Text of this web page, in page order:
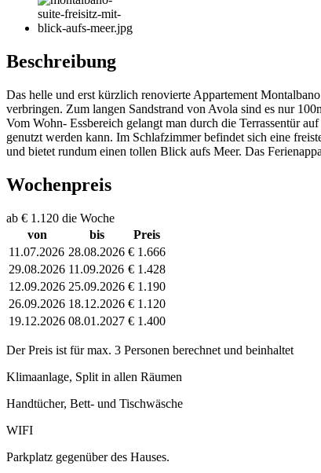
Beschreibung
Das helle und erst kürzlich renovierte Appartement
verbringen. Zum langen Sandstrand von Avola sind es nur
Vom Wohn- Essbereich gelangt man durch die Terrassentür
genutzt werden kann. Im Schlafzimmer befindet sich eine
und bietet rundum einen tollen Blick aufs Meer. Das
Wochenpreis
ab € 1.120 die Woche
von
bis
Preis
11.07.2026 28.08.2026 € 1.666
29.08.2026 11.09.2026 € 1.428
12.09.2026 25.09.2026 € 1.190
26.09.2026 18.12.2026 € 1.120
19.12.2026 08.01.2027 € 1.400
Der Preis ist für max. 3 Personen berechnet und beinhaltet
Klimaanlage, Split in allen Räumen
Handtücher, Bett- und Tischwäsche
WIFI
Parkplatz gegenüber des Hauses.